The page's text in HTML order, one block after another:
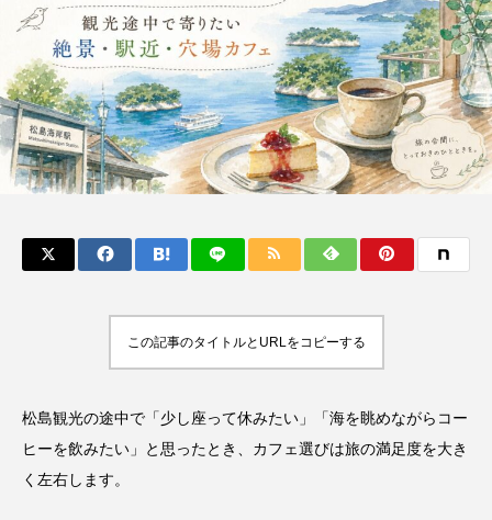
この記事のタイトルとURLをコピーする
松島観光の途中で「少し座って休みたい」「海を眺めながらコー
ヒーを飲みたい」と思ったとき、カフェ選びは旅の満足度を大き
く左右します。